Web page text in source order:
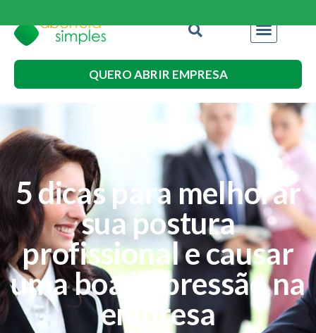
QUERO ABRIR EMPRESA
5 dicas para melhorar
sua postura
profissional e causar
uma boa impressão na
empresa